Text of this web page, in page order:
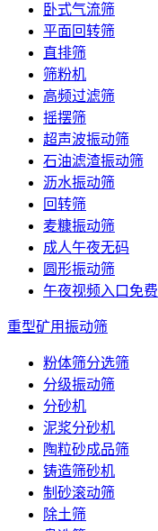
卧式气流筛
平面回转筛
直排筛
筛粉机
高频过滤筛
摇摆筛
超声波振动筛
石油滤渣振动筛
沥水振动筛
回转筛
麦糠振动筛
成人午夜无码
圆形振动筛
午夜视频入口免费
重型矿用振动筛
粉体筛分选筛
分级振动筛
分砂机
泥浆分砂机
陶粒砂成品筛
铸造筛砂机
制砂滚动筛
除土筛